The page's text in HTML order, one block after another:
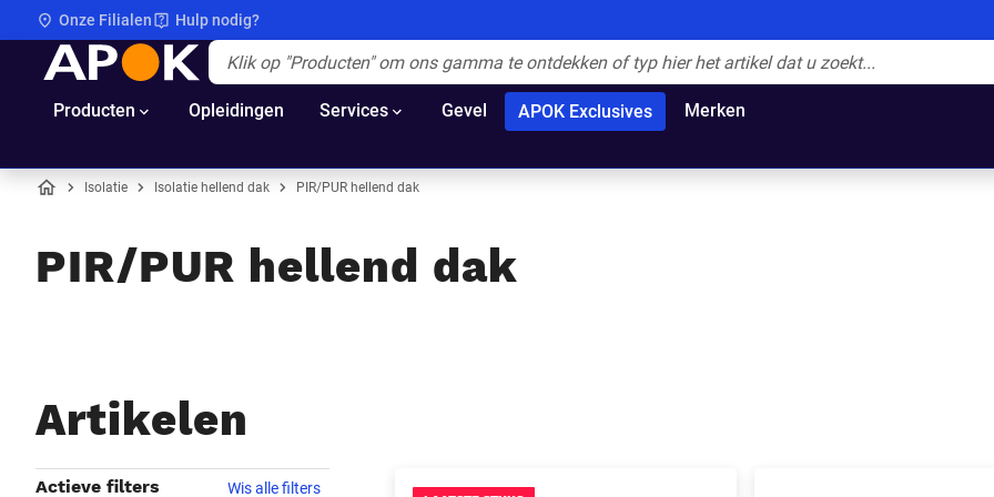
Onze Filialen Hulp nodig?
APOK
Producten Opleidingen Services Gevel APOK Exclusives Merken
Isolatie Isolatie hellend dak PIR/PUR hellend dak
PIR/PUR hellend dak
Artikelen
Filters
Actieve filters Wis alle filters